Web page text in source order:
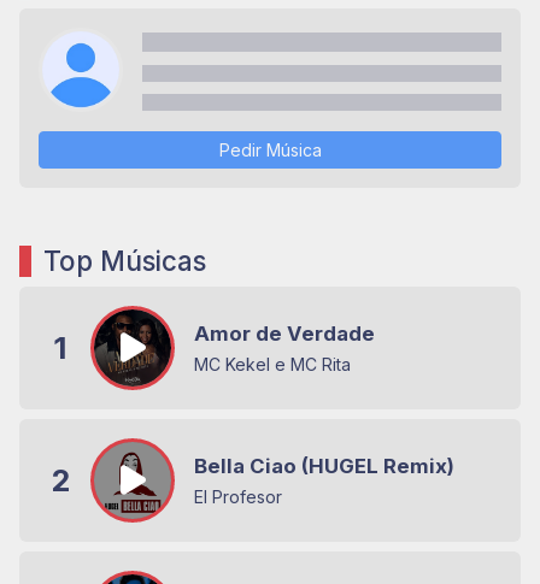
Pedir Música
Top Músicas
1 Amor de Verdade
MC Kekel e MC Rita
2 Bella Ciao (HUGEL Remix)
El Profesor